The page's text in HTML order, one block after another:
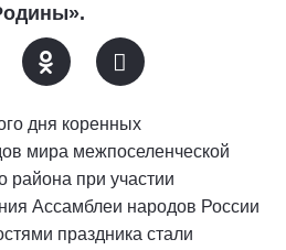
дня коренных
мира межпоселенческой
района при участии
Ассамблеи народов России
праздника стали